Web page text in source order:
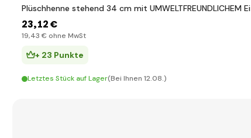
Plüschhenne stehend 34 cm mit UMWELTFREUNDLICHEM Ei
23,12 €
19,43 € ohne MwSt
+ 23 Punkte
Letztes Stück auf Lager(Bei Ihnen 12.08.)